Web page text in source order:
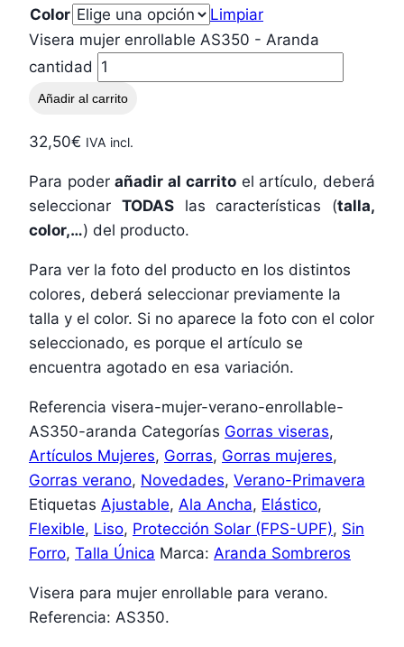
Color
Limpiar
Visera mujer enrollable AS350 - Aranda
cantidad
Añadir al carrito
32,50€ IVA incl.
Para poderañadir al carritoel artículo, deberá
seleccionar TODASlas características (talla,
color,…) del producto.
Para ver la foto del producto en los distintos
colores, deberá seleccionar previamente la
talla y el color. Si no aparece la foto con el color
seleccionado, es porque el artículo se
encuentra agotado en esa variación.
Referencia visera-mujer-verano-enrollable-
AS350-aranda Categorías Gorras viseras,
Artículos Mujeres, Gorras, Gorras mujeres,
Gorras verano, Novedades, Verano-Primavera
Etiquetas Ajustable, Ala Ancha, Elástico,
Flexible, Liso, Protección Solar (FPS-UPF), Sin
Forro, Talla Única Marca: Aranda Sombreros
Visera para mujer enrollable para verano.
Referencia: AS350.